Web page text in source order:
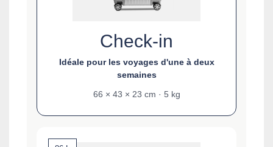
Check-in
Idéale pour les voyages d'une à deux
semaines
66 × 43 × 23 cm · 5 kg